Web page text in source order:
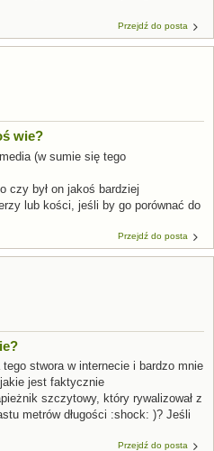
Przejdź do posta
wie?
(w sumie się tego
czy był on jakoś bardziej
lub kości, jeśli by go porównać do
Przejdź do posta
stwora w internecie i bardzo mnie
jest faktycznie
szczytowy, który rywalizował z
metrów długości :shock: )? Jeśli
Przejdź do posta